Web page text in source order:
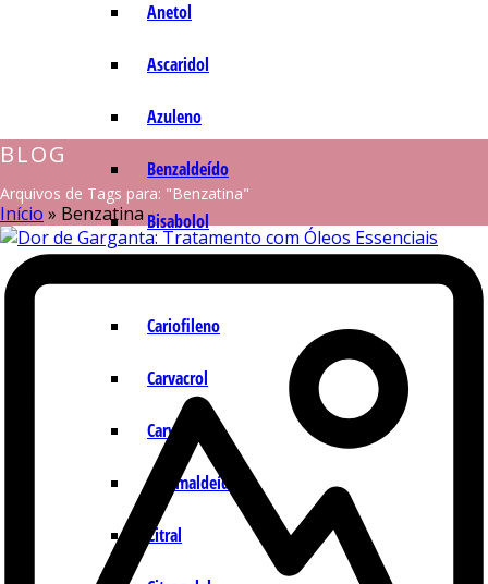
Anetol
Ascaridol
Azuleno
Benzaldeído
Bisabolol
Cariofileno
Carvacrol
Carvona
Cinamaldeído
Citral
BLOG
Arquivos de Tags para: "Benzatina"
Início » Benzatina